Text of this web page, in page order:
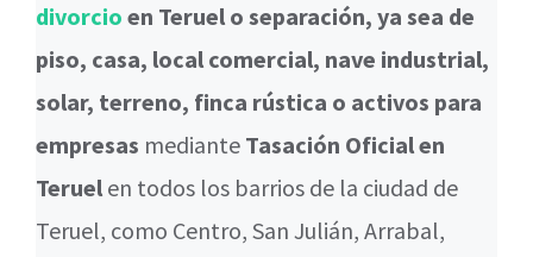
divorcio en Teruel o separación, ya sea de
piso, casa, local comercial, nave industrial,
solar, terreno, finca rústica o activos para
empresas mediante Tasación Oficial en
Teruel en todos los barrios de la ciudad de
Teruel, como Centro, San Julián, Arrabal,